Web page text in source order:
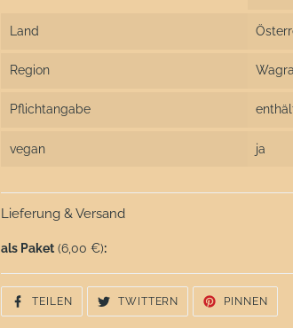
Land
Region
Pflichtangabe
vegan ja
Lieferung & Versand
als Paket (6,00 €):
TEILENAUF
FACEBOOK
TEILEN
TWITTERN
TWITTER
TWITTERN
PINNEN